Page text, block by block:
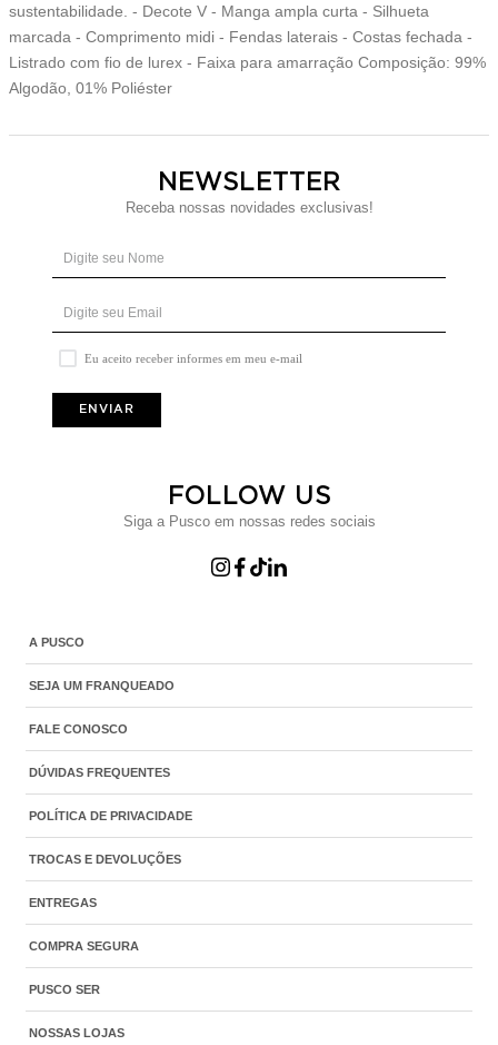
sustentabilidade. - Decote V - Manga ampla curta - Silhueta
marcada - Comprimento midi - Fendas laterais - Costas fechada -
Listrado com fio de lurex - Faixa para amarração Composição: 99%
Algodão, 01% Poliéster
NEWSLETTER
Receba nossas novidades exclusivas!
Eu aceito receber informes em meu e-mail
ENVIAR
FOLLOW US
Siga a Pusco em nossas redes sociais
A PUSCO
SEJA UM FRANQUEADO
FALE CONOSCO
DÚVIDAS FREQUENTES
POLÍTICA DE PRIVACIDADE
TROCAS E DEVOLUÇÕES
ENTREGAS
COMPRA SEGURA
PUSCO SER
NOSSAS LOJAS